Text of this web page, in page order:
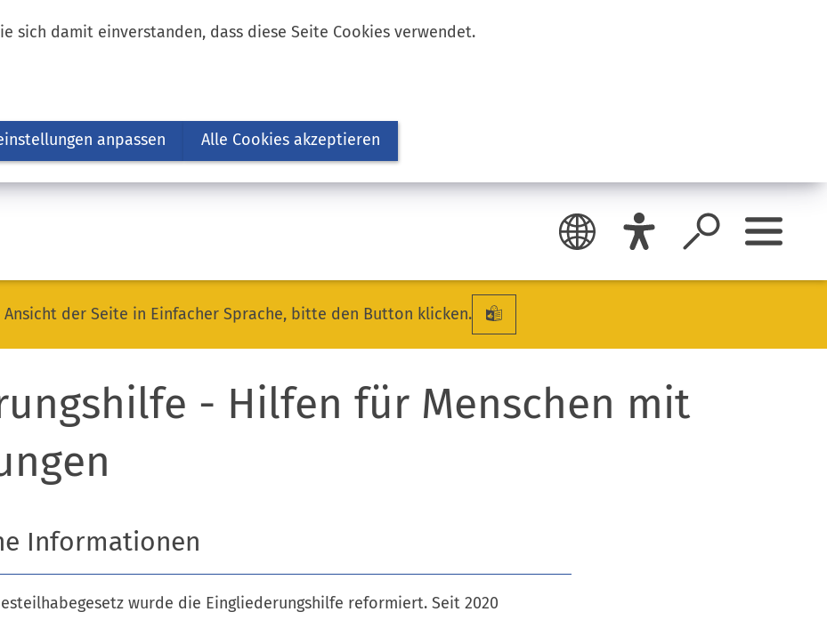
sich damit einverstanden, dass diese Seite Cookies verwendet.
anpassen Alle Cookies akzeptieren
Ansicht der Seite in Einfacher Sprache, bitte den Button klicken.
- Hilfen für Menschen mit
Informationen
wurde die Eingliederungshilfe reformiert. Seit 2020